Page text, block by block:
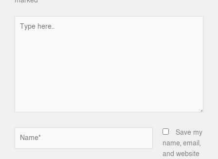
here..
Save my
name, email,
and website